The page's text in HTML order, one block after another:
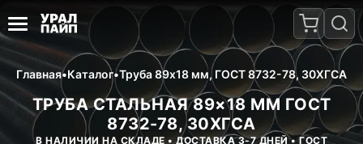
Главная•Каталог•Труба 89x18 мм, ГОСТ 8732-78, 30ХГСА
ТРУБА СТАЛЬНАЯ 89×18 ММ ГОСТ
8732-78, 30ХГСА
В НАЛИЧИИ НА СКЛАДЕ • ДОСТАВКА 3-7 ДНЕЙ • ГОСТ